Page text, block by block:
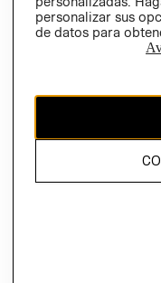
CAMBIAR REGIÓN
personalizar sus
de datos para